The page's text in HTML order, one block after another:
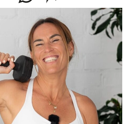
enlace